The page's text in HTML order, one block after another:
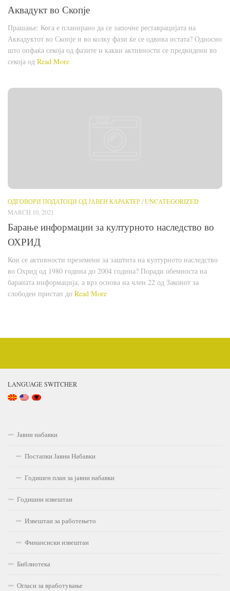
Аквадукт во Скопје
Прашање: Кога е планирано да се започне реставрацијата на
Аквадуктот во Скопје и во колку фази ќе се одвива истата? Односно
што опфаќа секоја од фазите и какви активности се предвидени во
секоја од Read More
ОДГОВОРИ ПОДАТОЦИ ОД ЈАВЕН КАРАКТЕР/UNCATEGORIZED
MARCH 10, 2021
Барање информации за културното наследство во
ОХРИД
Кои се активности преземени за заштита на културното наследство
во Охрид од 1980 година до 2004 година? Поради обемноста на
бараната информација, а врз основа на член 22 од Законот за
слободен пристап до Read More
LANGUAGE SWITCHER
Јавни набавки
Постапки Јавни Набавки
Годишен план за јавни набавки
Годишни извештаи
Извештаи за работењето
Финансиски извештаи
Библиотека
Огласи за вработување